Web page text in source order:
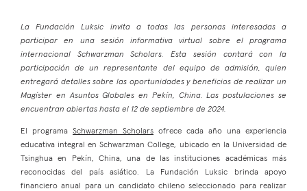
La Fundación Luksic invita a todas las personas interesadas a
participar en una sesión informativa virtual sobre el programa
internacional Schwarzman Scholars. Esta sesión contará con la
participación de un representante del equipo de admisión, quien
entregará detalles sobre las oportunidades y beneficios de realizar un
Magíster en Asuntos Globales en Pekín, China. Las postulaciones se
encuentran abiertas hasta el 12 de septiembre de 2024.
El programa Schwarzman Scholars ofrece cada año una experiencia
educativa integral en Schwarzman College, ubicado en la Universidad de
Tsinghua en Pekín, China, una de las instituciones académicas más
reconocidas del país asiático. La Fundación Luksic brinda apoyo
financiero anual para un candidato chileno seleccionado para realizar